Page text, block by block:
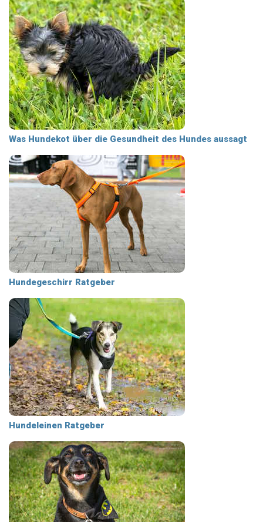
Was Hundekot über die Gesundheit des Hundes aussagt
Hundegeschirr Ratgeber
Hundeleinen Ratgeber